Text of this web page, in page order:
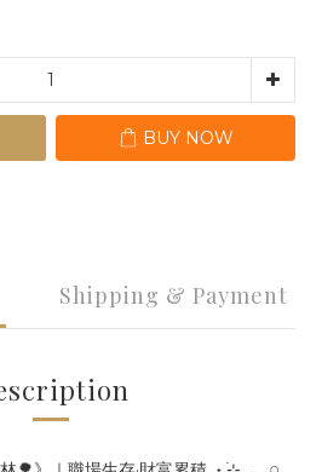
BUY NOW
Shipping & Payment